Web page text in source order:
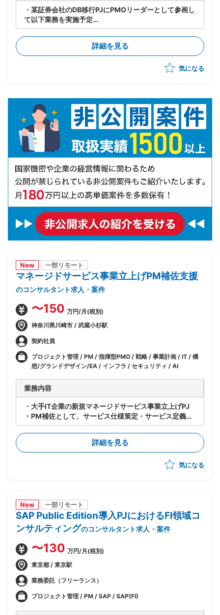
・某証券会社のDB移行PJにPMOリーダーとして参画し
て以下業務を実施予定
-製造/単体テストにおけるBP社検証物の確認・品質担
保
-結合テスト～総合テストで発生する障害の管理・進行
統制
-障害管理台帳の運用/障害解消状況のトラッキング
詳細を見る
気になる
New 一部リモート
マネージドサービス事業立上げPM補佐支援
のコンサルタント求人・案件
〜150 万円/月(税別)
神奈川県川崎市 / 武蔵小杉駅
契約社員
プロジェクト管理 / PM / 指揮型PMO / 戦略 / 事業計画 / IT / 構
想/グランドデザイン/EA / インフラ / セキュリティ / AI
業務内容
・大手IT企業の新規マネージドサービス事業立上げPJ
・PM補佐として、サービス仕様策定・サービス定義・
サービスデザイン等、立上げ全体をリード
・立上げ後はサービス運用のリードを担当しつつメニュ
ー化や顧客アプローチへの参画等、多面的に貢献範囲を
拡大
詳細を見る
気になる
New 一部リモート
SAP Public Edition導入PJにおけるFI領域コ
ンサルティングのコンサルタント求人・案件
〜130 万円/月(税別)
東京都 / 東京駅
業務委託（フリーランス）
プロジェクト管理 / PM / SAP / SAP(FI)